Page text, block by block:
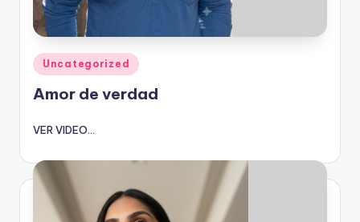
Publicado
en
Uncategorized
Amor de verdad
VER VIDEO...